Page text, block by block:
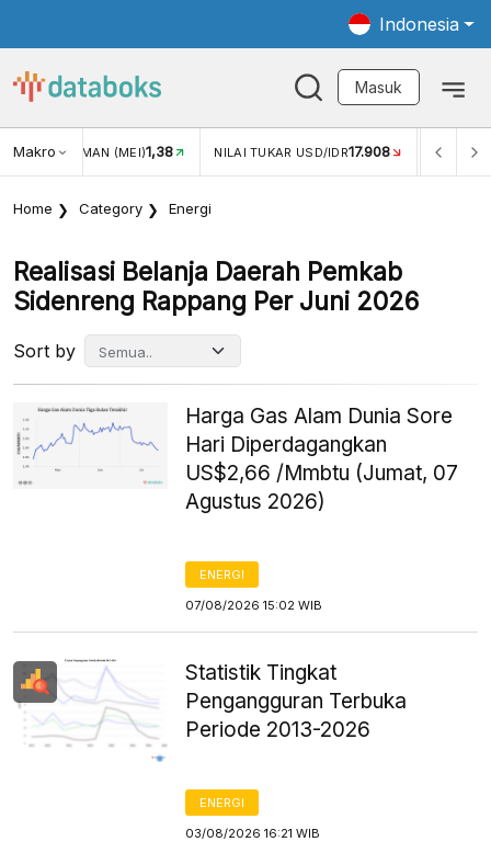
Indonesia
Masuk
MakroWISMAN (MEI)1,38 NILAI TUKAR USD/IDR17.908 INFLASI
Home Category Energi
Realisasi Belanja Daerah Pemkab
Sidenreng Rappang Per Juni 2026
Sort by
Harga Gas Alam Dunia Sore
Hari Diperdagangkan
US$2,66 /Mmbtu (Jumat, 07
Agustus 2026)
ENERGI
07/08/2026 15:02 WIB
Statistik Tingkat
Pengangguran Terbuka
Periode 2013-2026
ENERGI
03/08/2026 16:21 WIB